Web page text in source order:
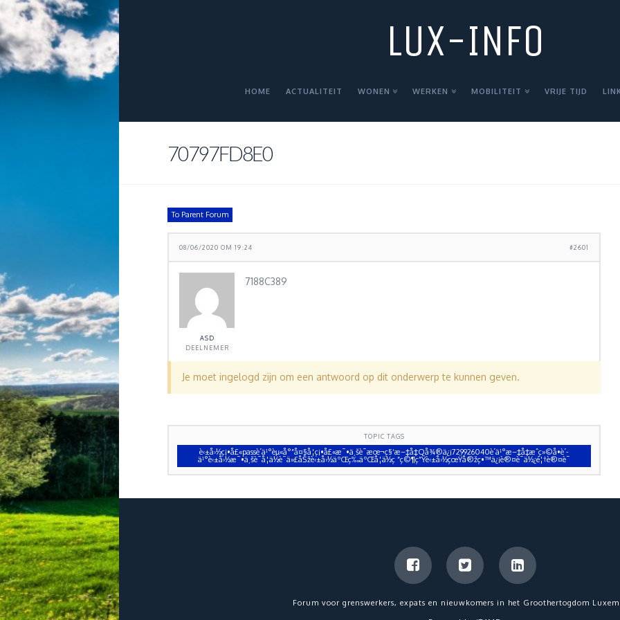
LUX-INFO
HOME ACTUALITEIT WONEN WERKEN MOBILITEIT VRIJE TIJD
70797FD8E0
To Parent Forum
08/06/2020 OM 19:24 #2601
ASD
DEELNEMER
7188C389
Je moet ingelogd zijn om een antwoord op dit onderwerp te kunnen geven.
TOPIC TAGS
è‹±å›½ç¡•å£«passè´­ä¹°èµ«å°”å¤§å­¦ç¡•å£«æ¯•ä¸šè¯æœ¬ç§‘æ–‡å‡­Qå¾®ä¿¡729926040è´­ä¹°æ–‡å‡­æˆç»©å•è´­
ä¹°è‹±å›½æ¯•ä¸šè¯å­¦ä½è¯ä»£åŠžè‹±å›½äºŒç­‰äºŒå­¦ä½ç ”ç©¶ç”Ÿè‹±å›½çœŸå®žç•™ä¿¡è®¤è¯ä½¿é¦†è®¤è¯
Forum voor grenswerkers, expats en nieuwkomers in het Groothertogdom